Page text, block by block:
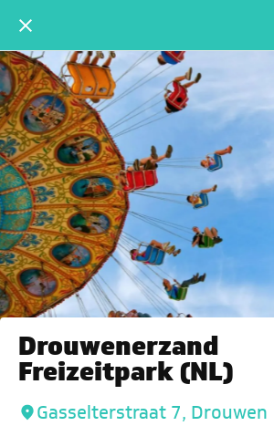
Drouwenerzand
Freizeitpark (NL)
Gasselterstraat 7, Drouwen